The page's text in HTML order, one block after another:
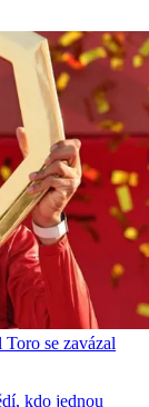
se zavázal
kdo jednou